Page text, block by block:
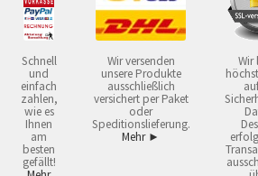
Schnell
und
einfach
zahlen,
wie es
Ihnen
am
besten
gefällt!
Wir versenden
unsere Produkte
ausschließlich
versichert per Paket
oder
Speditionslieferung.
Mehr ►
Wir